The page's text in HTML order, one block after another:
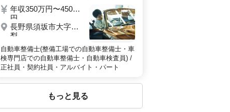
で通いやすさバツグン☆】
年収350万円〜450万
円
長野県須坂市大字高
梨
自動車整備士(整備工場での自動車整備士・車
検専門店での自動車整備士・自動車検査員) /
正社員・契約社員・アルバイト・パート
もっと見る